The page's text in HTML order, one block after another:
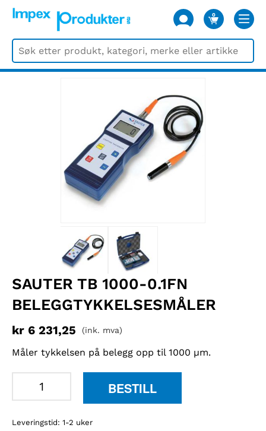
0
VARER
SAUTER TB 1000-0.1FN
BELEGGTYKKELSESMÅLER
kr 6 231,25 (ink. mva)
Måler tykkelsen på belegg opp til 1000 µm.
0.1FN
BESTILL
Leveringstid: 1-2 uker